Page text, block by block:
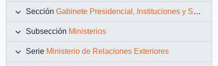
Sección Gabinete Presidencial, Instituciones y Servicios
Subsección Ministerios
Serie Ministerio de Relaciones Exteriores